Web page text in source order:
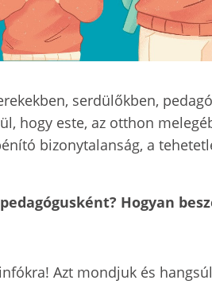
serdülőkben,
hogy este, az otthon
bizonytalanság, a
Hogyan
Azt mondjuk és